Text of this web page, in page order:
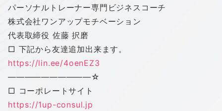
パーソナルトレーナー専門ビジネスコーチ
株式会社 ワンアップモチベーション
代表取締役 佐藤 択磨
□ 下記から友達追加出来ます。
https://lin.ee/4oenEZ3
——————————☆
□ コーポレートサイト
https://1up-consul.jp